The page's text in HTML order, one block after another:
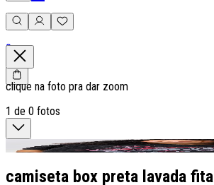
0
clique na foto pra dar zoom
1 de 0 fotos
camiseta box preta lavada fita